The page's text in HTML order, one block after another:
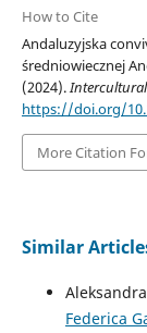
How to Cite
Andaluzyjska
średniowiecznej
(2024).
https://doi.org/
More Citation
Similar
Federica